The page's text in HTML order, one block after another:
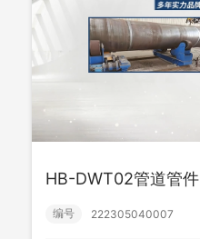
振兴丝网C
编号 iXC03220133
HB-DWT02管道管件
编号 222305040007